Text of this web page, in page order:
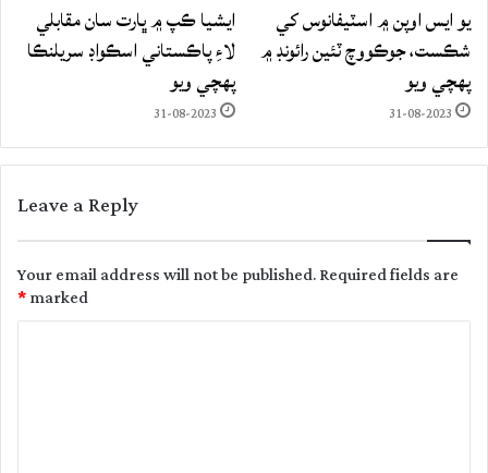
يو ايس اوپن ۾ اسٽيفانوس کي
شڪست، جوڪووچ ٽئين رائونڊ ۾
پهچي ويو
31-08-2023
ايشيا ڪپ ۾ ڀارت سان مقابلي
لاءِ پاڪستاني اسڪواڊ سريلنڪا
پهچي ويو
31-08-2023
Leave a Reply
Your email address will not be published.Required fields are
marked
*